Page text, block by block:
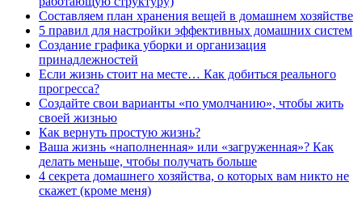
Составляем план хранения вещей в домашнем хозяйстве
5 правил для настройки эффективных домашних систем
Создание графика уборки и организация
принадлежностей
Если жизнь стоит на месте… Как добиться реального
прогресса?
Создайте свои варианты «по умолчанию», чтобы жить
своей жизнью
Как вернуть простую жизнь?
Ваша жизнь «наполненная» или «загруженная»? Как
делать меньше, чтобы получать больше
4 секрета домашнего хозяйства, о которых вам никто не
скажет (кроме меня)